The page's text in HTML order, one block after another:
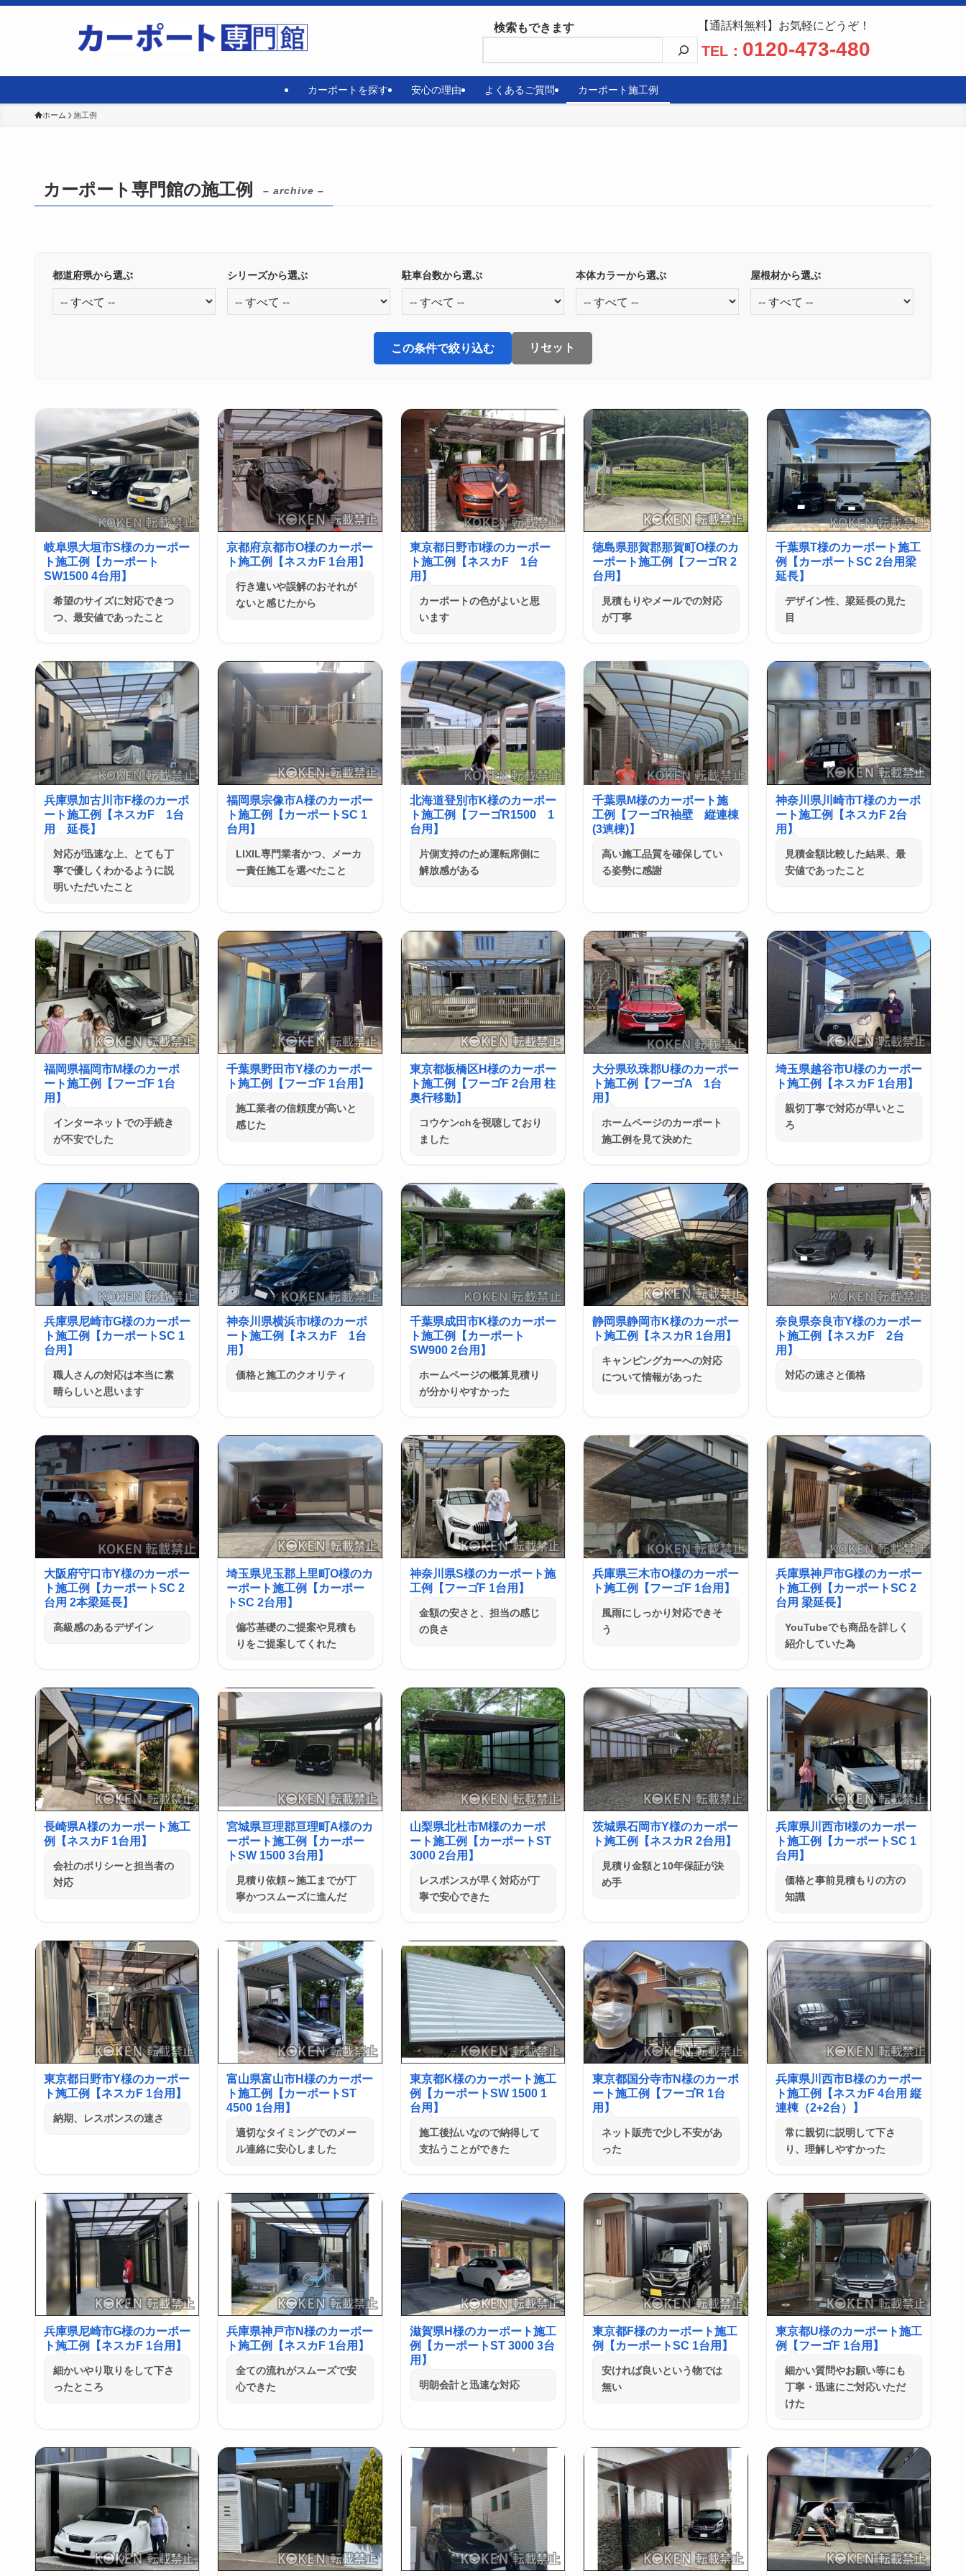
カーポートを探す 安心の理由 よくあるご質問 カーポート施工例
検索もできます 【通話料無料】お気軽にどうぞ！
TEL： 0120-473-480
ホーム 施工例
カーポート専門館の施工例 – archive –
都道府県から選ぶ シリーズから選ぶ 駐車台数から選ぶ 本体カラーから選ぶ 屋根材から選ぶ
この条件で絞り込む リセット
岐阜県大垣市S様のカーポー
ト施工例【カーポート
SW1500 4台用】
希望のサイズに対応できつ
つ、最安値であったこと
京都府京都市O様のカーポー
ト施工例【ネスカF 1台用】
行き違いや誤解のおそれが
ないと感じたから
東京都日野市I様のカーポー
ト施工例【ネスカF 1台
用】
カーポートの色がよいと思
います
徳島県那賀郡那賀町O様のカ
ーポート施工例【フーゴR 2
台用】
見積もりやメールでの対応
が丁寧
千葉県T様のカーポート施工
例【カーポートSC 2台用梁
延長】
デザイン性、梁延長の見た
目
兵庫県加古川市F様のカーポ
ート施工例【ネスカF 1台
用 延長】
対応が迅速な上、とても丁
寧で優しくわかるように説
明いただいたこと
福岡県宗像市A様のカーポー
ト施工例【カーポートSC 1
台用】
LIXIL専門業者かつ、メーカ
ー責任施工を選べたこと
北海道登別市K様のカーポー
ト施工例【フーゴR1500 1
台用】
片側支持のため運転席側に
解放感がある
千葉県M様のカーポート施
工例【フーゴR袖壁 縦連棟
(3連棟)】
高い施工品質を確保してい
る姿勢に感謝
神奈川県川崎市T様のカーポ
ート施工例【ネスカF 2台
用】
見積金額比較した結果、最
安値であったこと
福岡県福岡市M様のカーポ
ート施工例【フーゴF 1台
用】
インターネットでの手続き
が不安でした
千葉県野田市Y様のカーポー
ト施工例【フーゴF 1台用】
施工業者の信頼度が高いと
感じた
東京都板橋区H様のカーポー
ト施工例【フーゴF 2台用 柱
奥行移動】
コウケンchを視聴しており
ました
大分県玖珠郡U様のカーポー
ト施工例【フーゴA 1台
用】
ホームページのカーポート
施工例を見て決めた
埼玉県越谷市U様のカーポー
ト施工例【ネスカF 1台用】
親切丁寧で対応が早いとこ
ろ
兵庫県尼崎市G様のカーポー
ト施工例【カーポートSC 1
台用】
職人さんの対応は本当に素
晴らしいと思います
神奈川県横浜市I様のカーポ
ート施工例【ネスカF 1台
用】
価格と施工のクオリティ
千葉県成田市K様のカーポー
ト施工例【カーポート
SW900 2台用】
ホームページの概算見積り
が分かりやすかった
静岡県静岡市K様のカーポー
ト施工例【ネスカR 1台用】
キャンピングカーへの対応
について情報があった
奈良県奈良市Y様のカーポー
ト施工例【ネスカF 2台
用】
対応の速さと価格
大阪府守口市Y様のカーポー
ト施工例【カーポートSC 2
台用 2本梁延長】
高級感のあるデザイン
埼玉県児玉郡上里町O様のカ
ーポート施工例【カーポー
トSC 2台用】
偏芯基礎のご提案や見積も
りをご提案してくれた
神奈川県S様のカーポート施
工例【フーゴF 1台用】
金額の安さと、担当の感じ
の良さ
兵庫県三木市O様のカーポー
ト施工例【フーゴF 1台用】
風雨にしっかり対応できそ
う
兵庫県神戸市G様のカーポー
ト施工例【カーポートSC 2
台用 梁延長】
YouTubeでも商品を詳しく
紹介していた為
長崎県A様のカーポート施工
例【ネスカF 1台用】
会社のポリシーと担当者の
対応
宮城県亘理郡亘理町A様のカ
ーポート施工例【カーポー
トSW 1500 3台用】
見積り依頼～施工までが丁
寧かつスムーズに進んだ
山梨県北杜市M様のカーポ
ート施工例【カーポートST
3000 2台用】
レスポンスが早く対応が丁
寧で安心できた
茨城県石岡市Y様のカーポー
ト施工例【ネスカR 2台用】
見積り金額と10年保証が決
め手
兵庫県川西市I様のカーポー
ト施工例【カーポートSC 1
台用】
価格と事前見積もりの方の
知識
東京都日野市Y様のカーポー
ト施工例【ネスカF 1台用】
納期、レスポンスの速さ
富山県富山市H様のカーポー
ト施工例【カーポートST
4500 1台用】
適切なタイミングでのメー
ル連絡に安心しました
東京都K様のカーポート施工
例【カーポートSW 1500 1
台用】
施工後払いなので納得して
支払うことができた
東京都国分寺市N様のカーポ
ート施工例【フーゴR 1台
用】
ネット販売で少し不安があ
った
兵庫県川西市B様のカーポー
ト施工例【ネスカF 4台用 縦
連棟（2+2台）】
常に親切に説明して下さ
り、理解しやすかった
兵庫県尼崎市G様のカーポー
ト施工例【ネスカF 1台用】
細かいやり取りをして下さ
ったところ
兵庫県神戸市N様のカーポー
ト施工例【ネスカF 1台用】
全ての流れがスムーズで安
心できた
滋賀県H様のカーポート施工
例【カーポートST 3000 3台
用】
明朗会計と迅速な対応
東京都F様のカーポート施工
例【カーポートSC 1台用】
安ければ良いという物では
無い
東京都U様のカーポート施工
例【フーゴF 1台用】
細かい質問やお願い等にも
丁寧・迅速にご対応いただ
けた